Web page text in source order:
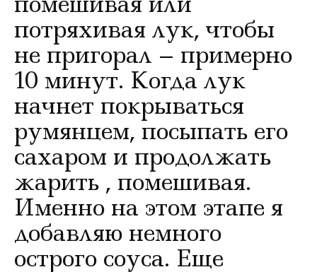
потряхивая лук, чтобы
не пригорал – примерно
10 минут. Когда лук
начнет покрываться
румянцем, посыпать его
сахаром и продолжать
жарить , помешивая.
Именно на этом этапе я
добавляю немного
острого соуса. Еще